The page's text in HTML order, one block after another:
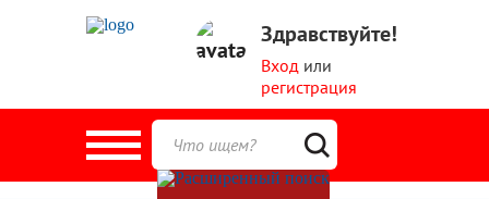
Здравствуйте!
Вход или
регистрация